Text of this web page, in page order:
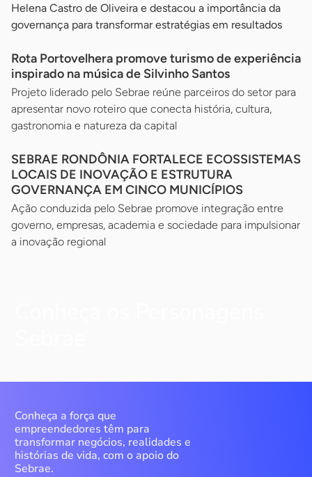
Helena Castro de Oliveira e destacou a importância da
governança para transformar estratégias em resultados
Rota Portovelhera promove turismo de experiência
inspirado na música de Silvinho Santos
Projeto liderado pelo Sebrae reúne parceiros do setor para
apresentar novo roteiro que conecta história, cultura,
gastronomia e natureza da capital
SEBRAE RONDÔNIA FORTALECE ECOSSISTEMAS
LOCAIS DE INOVAÇÃO E ESTRUTURA
GOVERNANÇA EM CINCO MUNICÍPIOS
Ação conduzida pelo Sebrae promove integração entre
governo, empresas, academia e sociedade para impulsionar
a inovação regional
Conheça a força que
empreendedores têm para
transformar negócios, realidades e
histórias de vida, com o apoio do
Sebrae.